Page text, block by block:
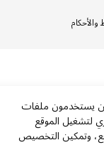
يستخدمون ملفات
الموقع
وتمكين التخصيص